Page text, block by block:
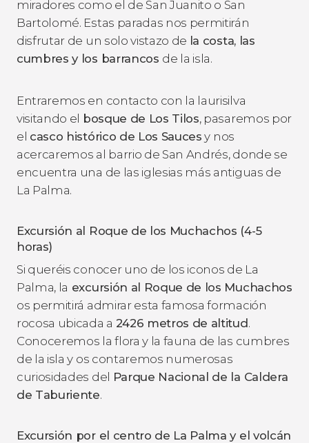
miradores como el de San Juanito o San
Bartolomé. Estas paradas nos permitirán
disfrutar de un solo vistazo de la costa, las
cumbres y los barrancos de la isla.
Entraremos en contacto con la laurisilva
visitando el bosque de Los Tilos, pasaremos por
el casco histórico de Los Sauces y nos
acercaremos al barrio de San Andrés, donde se
encuentra una de las iglesias más antiguas de
La Palma.
Excursión al Roque de los Muchachos (4-5
horas)
Si queréis conocer uno de los iconos de La
Palma, la excursión al Roque de los Muchachos
os permitirá admirar esta famosa formación
rocosa ubicada a 2426 metros de altitud.
Conoceremos la flora y la fauna de las cumbres
de la isla y os contaremos numerosas
curiosidades del Parque Nacional de la Caldera
de Taburiente.
Excursión por el centro de La Palma y el volcán